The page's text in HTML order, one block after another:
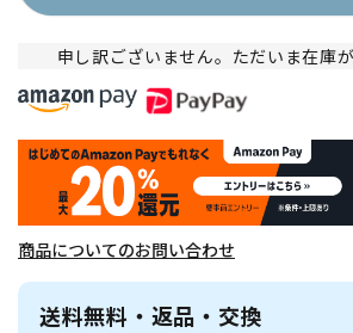
申し訳ございません。ただいま在庫
商品についてのお問い合わせ
送料無料・返品・交換